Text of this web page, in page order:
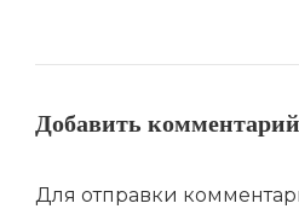
Добавить комментарий
Для отправки